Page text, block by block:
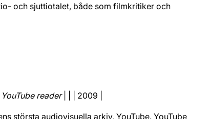
och sjuttiotalet, både som filmkritiker och
YouTube reader| | | 2009 |
största audiovisuella arkiv, YouTube. YouTube